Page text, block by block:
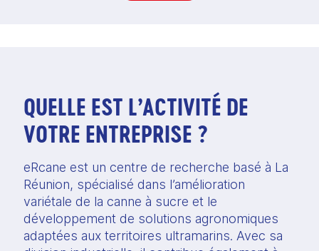
QUELLE EST L’ACTIVITÉ DE
VOTRE ENTREPRISE ?
eRcane est un centre de recherche basé à La
Réunion, spécialisé dans l’amélioration
variétale de la canne à sucre et le
développement de solutions agronomiques
adaptées aux territoires ultramarins. Avec sa